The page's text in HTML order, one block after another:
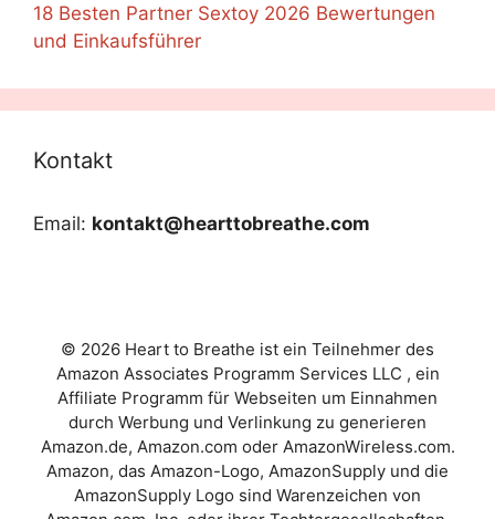
18 Besten Partner Sextoy 2026 Bewertungen
und Einkaufsführer
Kontakt
Email: kontakt@hearttobreathe.com
© 2026 Heart to Breathe ist ein Teilnehmer des
Amazon Associates Programm Services LLC , ein
Affiliate Programm für Webseiten um Einnahmen
durch Werbung und Verlinkung zu generieren
Amazon.de, Amazon.com oder AmazonWireless.com.
Amazon, das Amazon-Logo, AmazonSupply und die
AmazonSupply Logo sind Warenzeichen von